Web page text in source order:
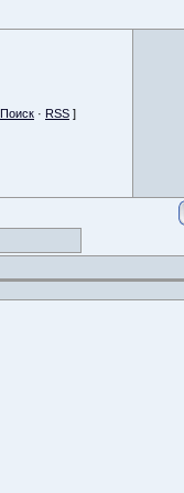
Поиск · RSS ]